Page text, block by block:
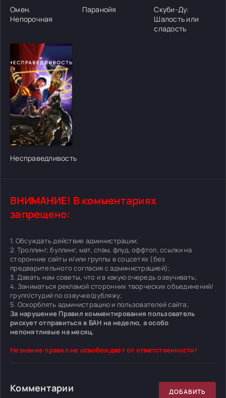
Омен.
Непорочная
Паранойя
Скуби-Ду:
Шалость или
сладость
[/xfgiven_cvh_poster_urlcvh_poster_url]
Несправедливость
ВНИМАНИЕ! В комментариях
запрещено:
1. Обсуждать действие администрации;
2. Троллинг, буллинг, мат, спам, флуд, оффтоп, ссылки на
сторонние сайты и/или группы в соцсетях (без
предварительного согласия с администрацией);
3. Давать нам советы, что и в какую очередь озвучивать;
4. Заниматься рекламой сторонних творческих объединений/
групп/студий по озвучке/дубляжу;
5. Оскорблять администрацию и пользователей сайта;
За нарушение Правил комментирования пользователь
рискует отправиться в БАН на неделю, а особо
непонятливые на месяц.
Незнание правил не освобождает от ответственности!
Комментарии ДОБАВИТЬ